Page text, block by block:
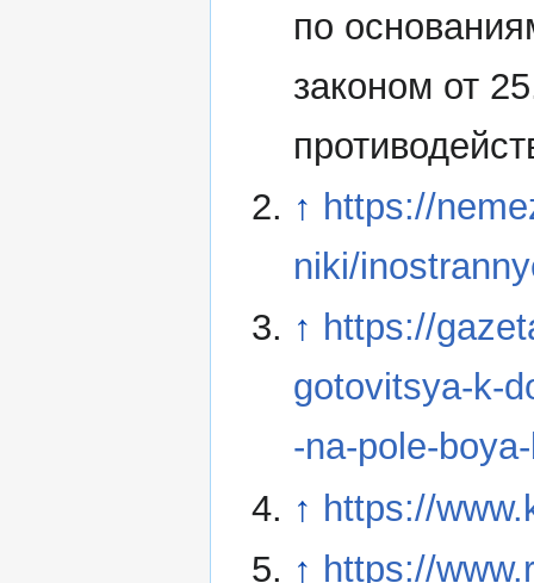
по
законом от
↑ https://
niki/
↑ https://
gotovitsya-k-
-na-pole-
↑ https://
↑ https://